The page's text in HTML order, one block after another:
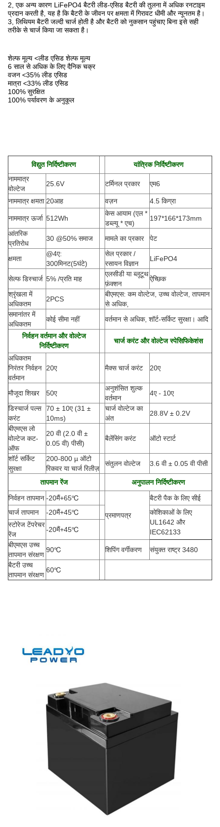
2, एक अन्य कारण LiFePO4 बैटरी लीड-एसिड बैटरी की तुलना में अधिक रनटाइम
प्रदान करती है, यह है कि बैटरी के जीवन पर क्षमता में गिरावट धीमी और न्यूनतम है।
3, लिथियम बैटरी जल्दी चार्ज होती है और बैटरी को नुकसान पहुंचाए बिना इसे सही
तरीके से चार्ज किया जा सकता है।
शेल्फ मूल्य <लीड एसिड शेल्फ मूल्य
6 साल से अधिक के लिए दैनिक चक्र
वजन <35% लीड एसिड
मात्रा <33% लीड एसिड
100% सुरक्षित
100% पर्यावरण के अनुकूल
विद्युत निर्दिष्टीकरण
यांत्रिक निर्दिष्टीकरण
नाममात्र
वोल्टेज
25.6V टर्मिनल प्रकार एम6
नाममात्र क्षमता 20आह वज़न 4.5 किग्रा
नाममात्र ऊर्जा 512Wh
केस आयाम (एल *
डब्ल्यू * एच)
197*166*173mm
आंतरिक
प्रतिरोध
30 @50% समाज मामले का प्रकार पेट
क्षमता
@4ए:
300मिनट(5घंटे)
सेल प्रकार /
रसायन विज्ञान
LiFePO4
सेल्फ डिस्चार्ज 5% /प्रति माह
एलसीडी या ब्लूटूथ
फ़ंक्शन
ऐच्छिक
श्रृंखला में
अधिकतम
2PCS
बीएमएस: कम वोल्टेज, उच्च वोल्टेज, तापमान
से अधिक,
समानांतर में
अधिकतम
कोई सीमा नहीं वर्तमान से अधिक, शॉर्ट-सर्किट सुरक्षा। आदि
निर्वहन वर्तमान और वोल्टेज
निर्दिष्टीकरण
चार्ज करंट और वोल्टेज स्पेसिफिकेशंस
अधिकतम
निरंतर निर्वहन
वर्तमान
20ए मैक्स चार्ज करंट 20ए
मौजूदा शिखर 50ए
अनुशंसित शुल्क
वर्तमान
4ए - 10ए
डिस्चार्ज पल्स
करंट
70 ± 10ए (31 ±
10ms)
चार्ज वोल्टेज का
अंत
28.8V ± 0.2V
बीएमएस लो
वोल्टेज कट-
ऑफ
20 वी (2.0 वी ±
0.05 वी) पीसी)
बैलेंसिंग करंट ऑटो स्टार्ट
शॉर्ट सर्किट
सुरक्षा
200-800 µ ऑटो
रिकवर या चार्ज रिलीज़
संतुलन वोल्टेज 3.6 वी ± 0.05 वी पीसी
तापमान रेंज
अनुपालन निर्दिष्टीकरण
निर्वहन तापमान -20मैं+65℃
प्रमाणपत्र
बैटरी पैक के लिए सीई
चार्ज तापमान
-20मैं+45℃
कोशिकाओं के लिए
UL1642 और
IEC62133
स्टोरेज टेंपरेचर
रेंज
-20मैं+45℃
बीएमएस उच्च
तापमान संरक्षण
90℃ शिपिंग वर्गीकरण
संयुक्त राष्ट्र 3480
बैटरी उच्च
तापमान संरक्षण
60℃